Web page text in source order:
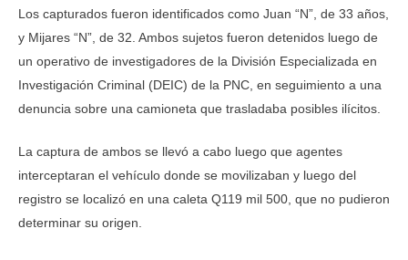
Los capturados fueron identificados como Juan “N”, de 33 años,
y Mijares “N”, de 32. Ambos sujetos fueron detenidos luego de
un operativo de investigadores de la División Especializada en
Investigación Criminal (DEIC) de la PNC, en seguimiento a una
denuncia sobre una camioneta que trasladaba posibles ilícitos.
La captura de ambos se llevó a cabo luego que agentes
interceptaran el vehículo donde se movilizaban y luego del
registro se localizó en una caleta Q119 mil 500, que no pudieron
determinar su origen.